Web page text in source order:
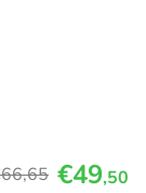
,65 €49,50